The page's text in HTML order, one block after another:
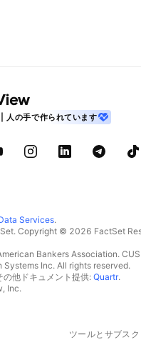
人の手で作られています
Services.
Copyright © 2026 FactSet
Bankers Association.
Systems Inc. All rights reserved.
の他ドキュメント提供:Quartr.
Inc.
ツールとサブス